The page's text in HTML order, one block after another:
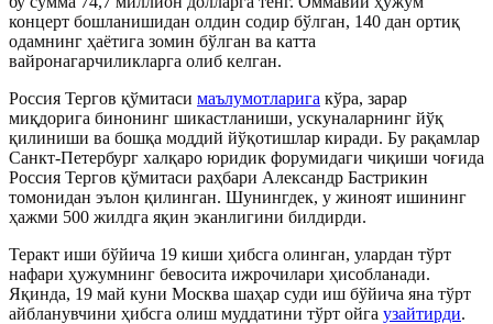
концерт бошланишидан олдин содир бўлган, 140 дан ортиқ
одамнинг ҳаётига зомин бўлган ва катта
вайронагарчиликларга олиб келган.
Россия Тергов қўмитаси маълумотларига кўра, зарар
миқдорига бинонинг шикастланиши, ускуналарнинг йўқ
қилиниши ва бошқа моддий йўқотишлар киради. Бу рақамлар
Санкт-Петербург халқаро юридик форумидаги чиқиши чоғида
Россия Тергов қўмитаси раҳбари Александр Бастрикин
томонидан эълон қилинган. Шунингдек, у жиноят ишининг
ҳажми 500 жилдга яқин эканлигини билдирди.
Теракт иши бўйича 19 киши ҳибсга олинган, улардан тўрт
нафари ҳужумнинг бевосита ижрочилари ҳисобланади.
Яқинда, 19 май куни Москва шаҳар суди иш бўйича яна тўрт
айбланувчини ҳибсга олиш муддатини тўрт ойга узайтирди.